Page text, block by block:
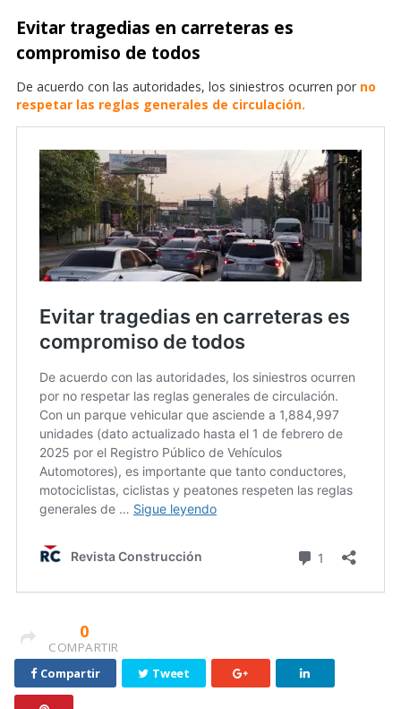
Evitar tragedias en carreteras es
compromiso de todos
De acuerdo con las autoridades, los siniestros ocurren por no
respetar las reglas generales de circulación.
0
COMPARTIR
Compartir
Tweet